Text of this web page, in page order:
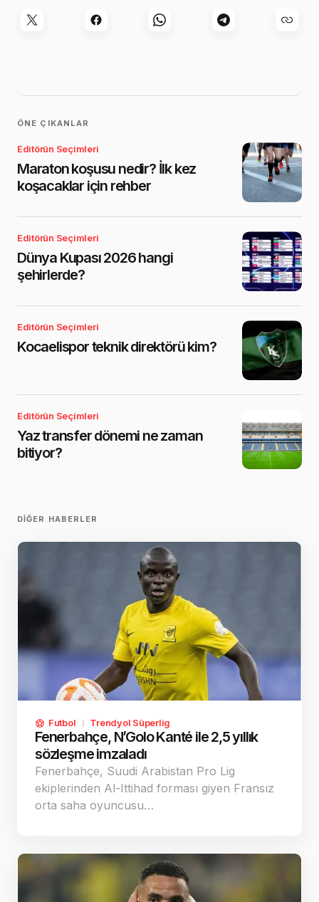
ÖNE ÇIKANLAR
Editörün Seçimleri
Maraton koşusu nedir? İlk kez
koşacaklar için rehber
Editörün Seçimleri
Dünya Kupası 2026 hangi
şehirlerde?
Editörün Seçimleri
Kocaelispor teknik direktörü kim?
Editörün Seçimleri
Yaz transfer dönemi ne zaman
bitiyor?
DIĞER HABERLER
Futbol Trendyol Süperlig
Fenerbahçe, N’Golo Kanté ile 2,5 yıllık
sözleşme imzaladı
Fenerbahçe, Suudi Arabistan Pro Lig
ekiplerinden Al-Ittihad forması giyen Fransız
orta saha oyuncusu…